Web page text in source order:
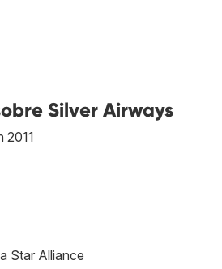
Silver Airways
2011
Star Alliance